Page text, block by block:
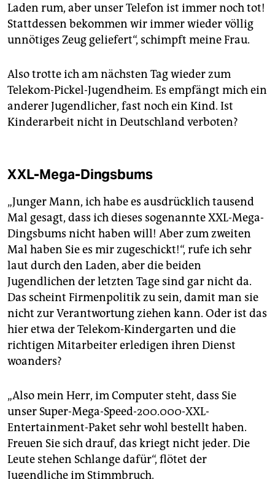
Laden rum, aber unser Telefon ist immer noch tot!
Stattdessen bekommen wir immer wieder völlig
unnötiges Zeug geliefert“, schimpft meine Frau.
Also trotte ich am nächsten Tag wieder zum
Telekom-Pickel-Jugendheim. Es empfängt mich ein
anderer Jugendlicher, fast noch ein Kind. Ist
Kinderarbeit nicht in Deutschland verboten?
XXL-Mega-Dingsbums
„Junger Mann, ich habe es ausdrücklich tausend
Mal gesagt, dass ich dieses sogenannte XXL-Mega-
Dingsbums nicht haben will! Aber zum zweiten
Mal haben Sie es mir zugeschickt!“, rufe ich sehr
laut durch den Laden, aber die beiden
Jugendlichen der letzten Tage sind gar nicht da.
Das scheint Firmenpolitik zu sein, damit man sie
nicht zur Verantwortung ziehen kann. Oder ist das
hier etwa der Telekom-Kindergarten und die
richtigen Mitarbeiter erledigen ihren Dienst
woanders?
„Also mein Herr, im Computer steht, dass Sie
unser Super-Mega-Speed-200.000-XXL-
Entertainment-Paket sehr wohl bestellt haben.
Freuen Sie sich drauf, das kriegt nicht jeder. Die
Leute stehen Schlange dafür“, flötet der
Jugendliche im Stimmbruch.